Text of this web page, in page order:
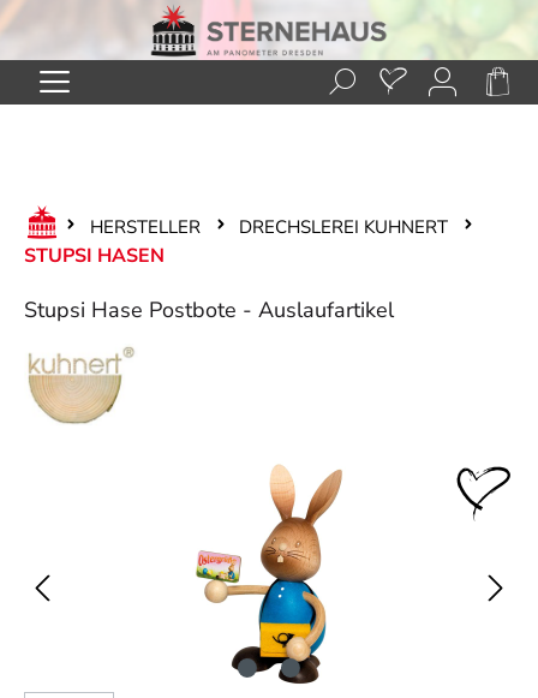
Zum Hauptinhalt springen
HERSTELLER DRECHSLEREI KUHNERT
STUPSI HASEN
Stupsi Hase Postbote - Auslaufartikel